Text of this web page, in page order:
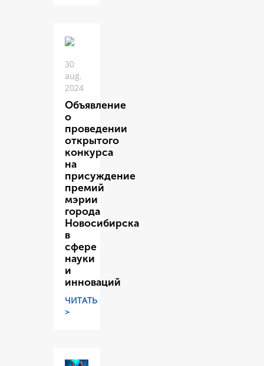
30
aug.
2024
Объявление
о
проведении
открытого
конкурса
на
присуждение
премий
мэрии
города
Новосибирска
в
сфере
науки
и
инноваций
ЧИТАТЬ
>